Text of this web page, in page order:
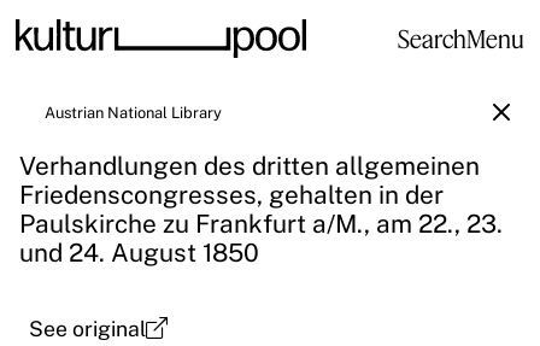
SearchMenu
Austrian National Library
Verhandlungen des dritten allgemeinen
Friedenscongresses, gehalten in der
Paulskirche zu Frankfurt a/M., am 22., 23.
und 24. August 1850
See original